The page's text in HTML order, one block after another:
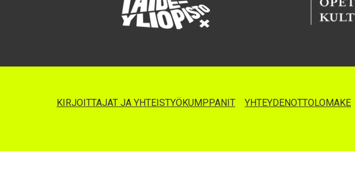
KIRJOITTAJAT JA YHTEISTYÖKUMPPANIT YHTEYDENOTTOLOMAKE